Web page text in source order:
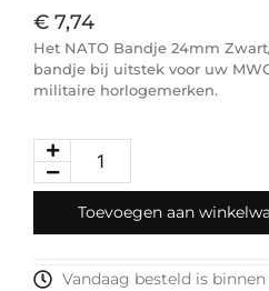
€ 7,74
Het NATO Bandje 24mm
bandje bij uitstek voor uw
militaire horlogemerken.
Toevoegen aan
Vandaag besteld is